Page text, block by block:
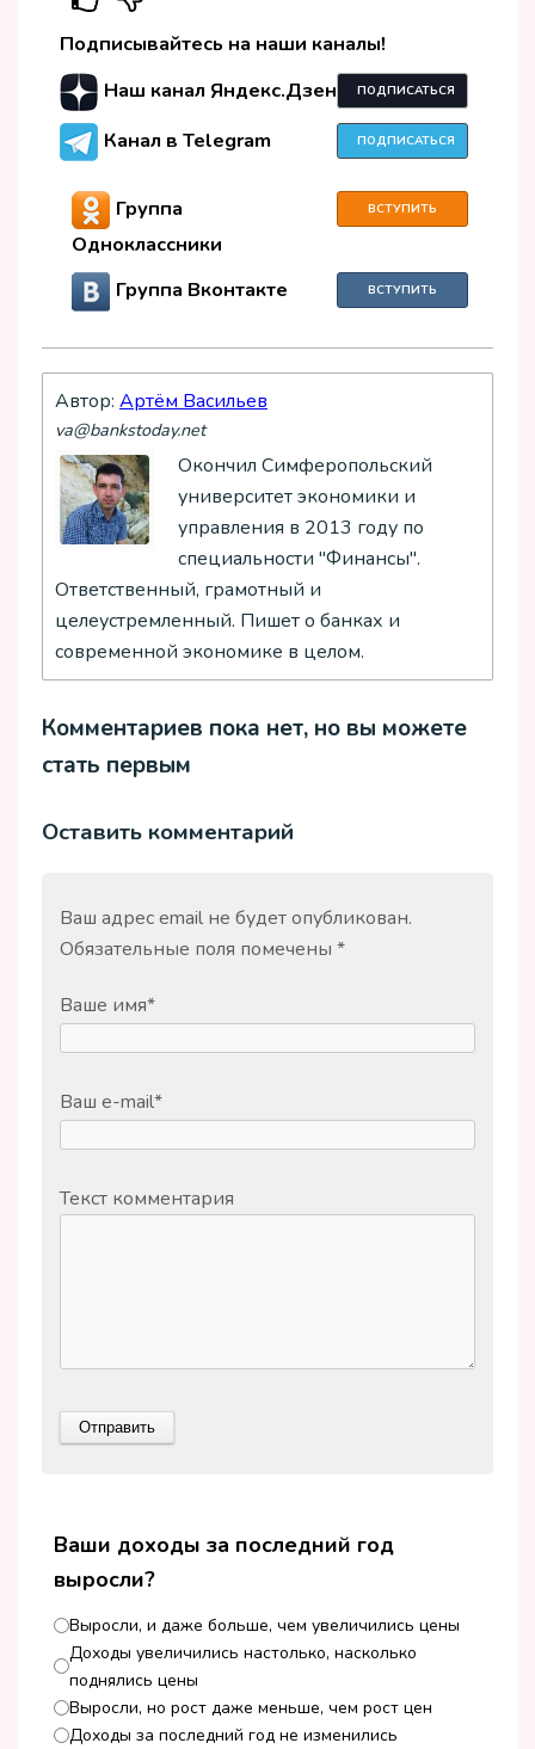
Подписывайтесь на наши каналы!
Наш канал Яндекс.Дзен
ПОДПИСАТЬСЯ
Канал в Telegram ПОДПИСАТЬСЯ
Группа
Одноклассники
ВСТУПИТЬ
Группа Вконтакте ВСТУПИТЬ
Автор: Артём Васильев
va@bankstoday.net
Окончил Симферопольский
университет экономики и
управления в 2013 году по
специальности "Финансы".
Ответственный, грамотный и
целеустремленный. Пишет о банках и
современной экономике в целом.
Комментариев пока нет, но вы можете
стать первым
Оставить комментарий
Ваш адрес email не будет опубликован.
Обязательные поля помечены *
Ваше имя*
Ваш e-mail*
Текст комментария
Ваши доходы за последний год
выросли?
Выросли, и даже больше, чем увеличились цены
Доходы увеличились настолько, насколько
поднялись цены
Выросли, но рост даже меньше, чем рост цен
Доходы за последний год не изменились